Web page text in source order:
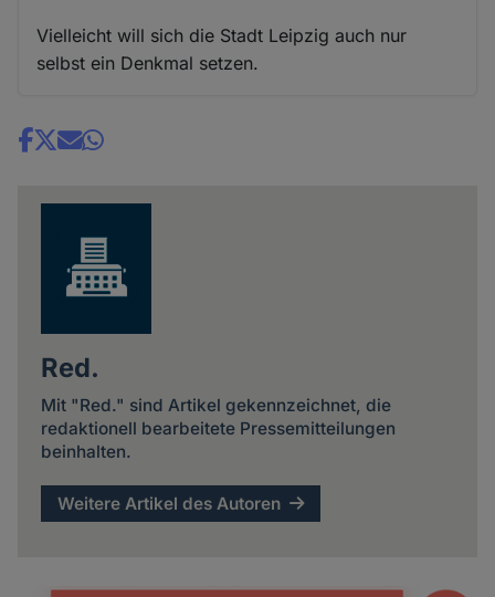
Vielleicht will sich die Stadt Leipzig auch nur
selbst ein Denkmal setzen.
Share
Red.
Mit "Red." sind Artikel gekennzeichnet, die
redaktionell bearbeitete Pressemitteilungen
beinhalten.
Weitere Artikel des Autoren